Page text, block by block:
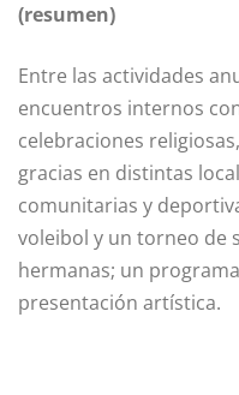
(resumen)
Entre las actividades
encuentros internos
celebraciones
gracias en distintas
comunitarias y
voleibol y un torneo de
hermanas; un
presentación artística.